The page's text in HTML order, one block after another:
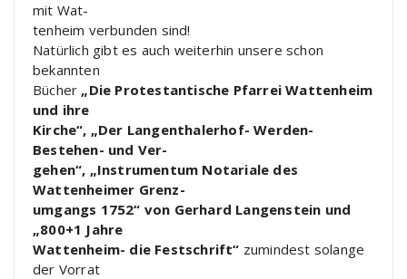
mit Wat-
tenheim verbunden sind!
Natürlich gibt es auch weiterhin unsere schon
bekannten
Bücher „Die Protestantische Pfarrei Wattenheim
und ihre
Kirche“, „Der Langenthalerhof- Werden-
Bestehen- und Ver-
gehen“, „Instrumentum Notariale des
Wattenheimer Grenz-
umgangs 1752“ von Gerhard Langenstein und
„800+1 Jahre
Wattenheim- die Festschrift“ zumindest solange
der Vorrat